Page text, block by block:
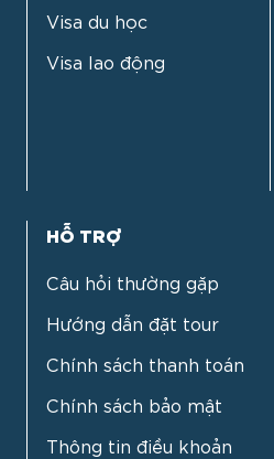
Visa du học
Visa lao động
HỖ TRỢ
Câu hỏi thường gặp
Hướng dẫn đặt tour
Chính sách thanh toán
Chính sách bảo mật
Thông tin điều khoản